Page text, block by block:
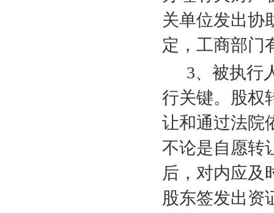
关单位发出协
定，工商部门
3、被执行
行关键。股权
让和通过法院
不论是自愿转
后，对内应及
股东签发出资